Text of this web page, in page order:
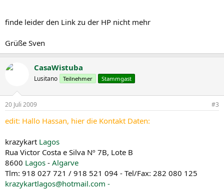
finde leider den Link zu der HP nicht mehr
Grüße Sven
CasaWistuba
Lusitano Teilnehmer Stammgast
20 Juli 2009 #3
edit: Hallo Hassan, hier die Kontakt Daten:
krazykart Lagos
Rua Victor Costa e Silva Nº 7B, Lote B
8600 Lagos - Algarve
Tlm: 918 027 721 / 918 521 094 - Tel/Fax: 282 080 125
krazykartlagos@hotmail.com -